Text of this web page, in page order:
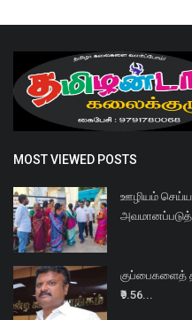
MOST VIEWED POSTS
ஊழியம்
குப்பைகளைத்
₹9.56...